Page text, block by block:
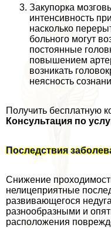
Закупорка
интенсивность
насколько
больного могут
постоянные
повышением
возникать
неясность
Получить бесплатную
Консультация по
Последствия
Снижение
нелицеприятные
развивающегося
разнообразными и
расположения